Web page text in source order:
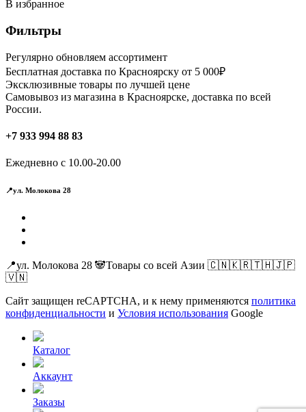
В избранное
Фильтры
Регулярно обновляем ассортимент
Бесплатная доставка по Красноярску от 5 000₽
Эксклюзивные товары по лучшей цене
Самовывоз из магазина в Красноярске, доставка по всей
России.
+7 933 994 88 83
Ежедневно с 10.00-20.00
📍ул. Молокова 28
📍ул. Молокова 28 🐼Товары со всей Азии 🇨🇳🇰🇷🇹🇭🇯🇵
🇻🇳
Сайт защищен reCAPTCHA, и к нему применяются политика
конфиденциальности и Условия использования Google
Каталог
Аккаунт
Заказы